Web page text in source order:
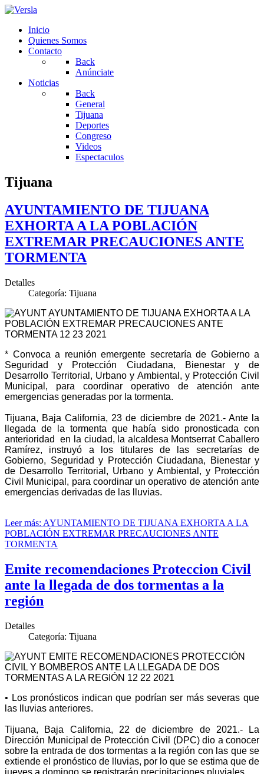
Inicio
Quienes Somos
Contacto
Back
Anúnciate
Noticias
Back
General
Tijuana
Deportes
Congreso
Videos
Espectaculos
Tijuana
AYUNTAMIENTO DE TIJUANA
EXHORTA A LA POBLACIÓN
EXTREMAR PRECAUCIONES ANTE
TORMENTA
Detalles
Categoría: Tijuana
* Convoca a reunión emergente secretaría de Gobierno a
Seguridad y Protección Ciudadana, Bienestar y de
Desarrollo Territorial, Urbano y Ambiental, y Protección Civil
Municipal, para coordinar operativo de atención ante
emergencias generadas por la tormenta.
Tijuana, Baja California, 23 de diciembre de 2021.- Ante la
llegada de la tormenta que había sido pronosticada con
anterioridad en la ciudad, la alcaldesa Montserrat Caballero
Ramírez, instruyó a los titulares de las secretarías de
Gobierno, Seguridad y Protección Ciudadana, Bienestar y
de Desarrollo Territorial, Urbano y Ambiental, y Protección
Civil Municipal, para coordinar un operativo de atención ante
emergencias derivadas de las lluvias.
Leer más: AYUNTAMIENTO DE TIJUANA EXHORTA A LA
POBLACIÓN EXTREMAR PRECAUCIONES ANTE
TORMENTA
Emite recomendaciones Proteccion Civil
ante la llegada de dos tormentas a la
región
Detalles
Categoría: Tijuana
• Los pronósticos indican que podrían ser más severas que
las lluvias anteriores.
Tijuana, Baja California, 22 de diciembre de 2021.- La
Dirección Municipal de Protección Civil (DPC) dio a conocer
sobre la entrada de dos tormentas a la región con las que se
extiende el pronóstico de lluvias, por lo que se estima que de
jueves a domingo se registrarán precipitaciones pluviales.